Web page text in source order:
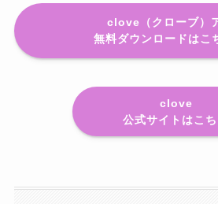
clove（クローブ）
無料ダウンロードはこ
clove
公式サイトはこち